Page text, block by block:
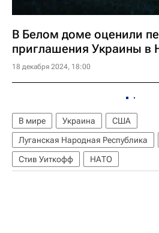
В Белом доме оценили
приглашения Украины в
18 декабря 2024, 18:00
В мире Украина
США
Луганская Народная Республика
Стив Уиткофф
НАТО